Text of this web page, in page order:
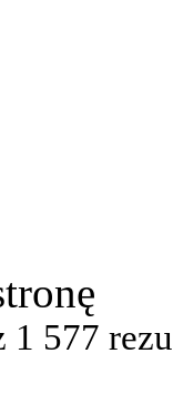
1 577